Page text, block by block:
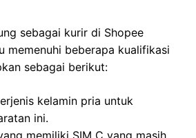
sebagai kurir di Shopee
memenuhi beberapa kualifikasi
sebagai berikut:
kelamin pria untuk
ini.
memiliki SIM C yang masih